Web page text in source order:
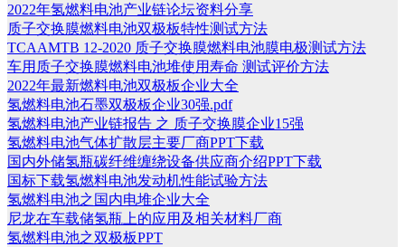
2022年氢燃料电池产业链论坛资料分享
质子交换膜燃料电池双极板特性测试方法
TCAAMTB 12-2020 质子交换膜燃料电池膜电极测试方法
车用质子交换膜燃料电池堆使用寿命 测试评价方法
2022年最新燃料电池双极板企业大全
氢燃料电池石墨双极板企业30强.pdf
氢燃料电池产业链报告 之 质子交换膜企业15强
氢燃料电池气体扩散层主要厂商PPT下载
国内外储氢瓶碳纤维缠绕设备供应商介绍PPT下载
国标下载氢燃料电池发动机性能试验方法
氢燃料电池之国内电堆企业大全
尼龙在车载储氢瓶上的应用及相关材料厂商
氢燃料电池之双极板PPT